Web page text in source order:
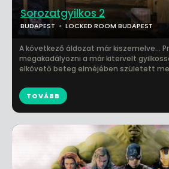
Sorozatgyilkos 2
BUDAPEST LOCKED ROOM BUDAPEST
A következő áldozat már kiszemelve...
megakadályozni a már kitervelt
elkövető beteg elméjében született
TOVÁBB